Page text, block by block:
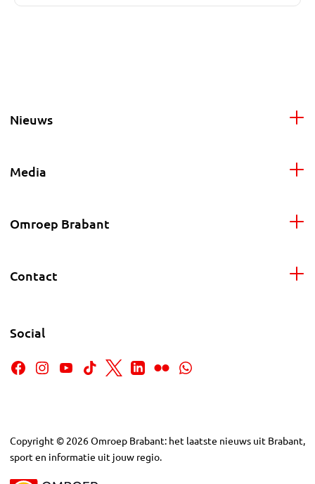
Nieuws
Media
Omroep Brabant
Contact
Social
Copyright © 2026Omroep Brabant: het laatste nieuws uit Brabant,
sport en informatie uit jouw regio.